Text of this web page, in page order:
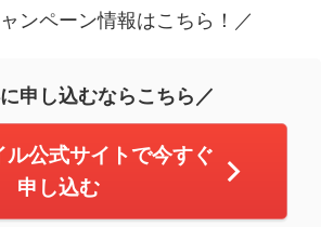
ンペーン情報はこちら！／
申し込むならこちら／
ル公式サイトで今すぐ
申し込む